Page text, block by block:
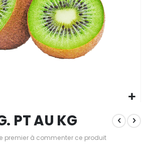
PT AU KG
premier à commenter ce produit